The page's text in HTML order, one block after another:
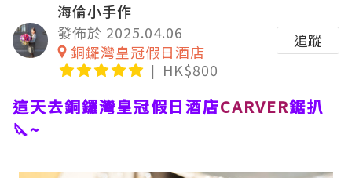
海倫小手作
發佈於 2025.04.06
銅鑼灣皇冠假日酒店
HK$800
追蹤
這天去銅鑼灣皇冠假日酒店CARVER鋸扒
🔪~